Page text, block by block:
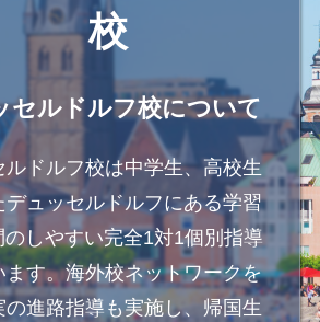
校
セルドルフ校について
ルドルフ校は中学生、高校生
デュッセルドルフにある学習
のしやすい完全1対1個別指導
ます。海外校ネットワークを
進路指導も実施し、帰国生